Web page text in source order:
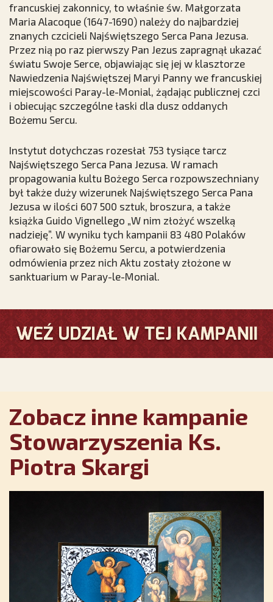
francuskiej zakonnicy, to właśnie św. Małgorzata
Maria Alacoque (1647-1690) należy do najbardziej
znanych czcicieli Najświętszego Serca Pana Jezusa.
Przez nią po raz pierwszy Pan Jezus zapragnął ukazać
światu Swoje Serce, objawiając się jej w klasztorze
Nawiedzenia Najświętszej Maryi Panny we francuskiej
miejscowości Paray-le-Monial, żądając publicznej czci
i obiecując szczególne łaski dla dusz oddanych
Bożemu Sercu.
Instytut dotychczas rozesłał 753 tysiące tarcz
Najświętszego Serca Pana Jezusa. W ramach
propagowania kultu Bożego Serca rozpowszechniany
był także duży wizerunek Najświętszego Serca Pana
Jezusa w ilości 607 500 sztuk, broszura, a także
książka Guido Vignellego „W nim złożyć wszelką
nadzieję”. W wyniku tych kampanii 83 480 Polaków
ofiarowało się Bożemu Sercu, a potwierdzenia
odmówienia przez nich Aktu zostały złożone w
sanktuarium w Paray-le-Monial.
Zobacz inne kampanie
Stowarzyszenia Ks.
Piotra Skargi